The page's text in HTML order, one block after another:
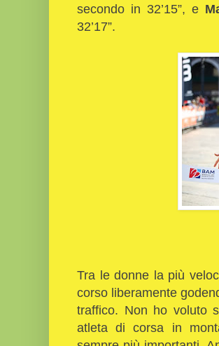
secondo in 32’15”, e
32’17”.
Tra le donne la più
corso liberamente
traffico. Non ho voluto
atleta di corsa in